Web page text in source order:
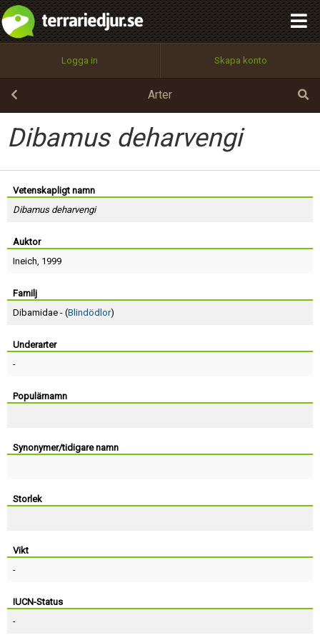
Logga in Skapa konto
Arter
Dibamus deharvengi
Vetenskapligt namn
Dibamus deharvengi
Auktor
Ineich, 1999
Familj
Dibamidae - (Blindödlor)
Underarter
-
Populärnamn
Synonymer/tidigare namn
Storlek
Vikt
-
IUCN-Status
-
Utför
100%
OK
integritetspolicy
Namn:
Epost:
Lösenord:
Terms of Service
Begär nytt lösenord
Tillbaka till förstasidan